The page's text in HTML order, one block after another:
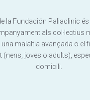
la Fundación Paliaclinic
als col·lectius
malaltia avançada o el
(nens, joves o adults),
domicili.